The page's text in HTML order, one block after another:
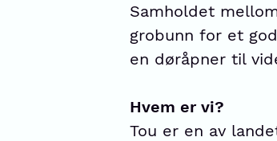
Samholdet
grobunn for et
en døråpner til
Hvem er vi?
Tou er en av